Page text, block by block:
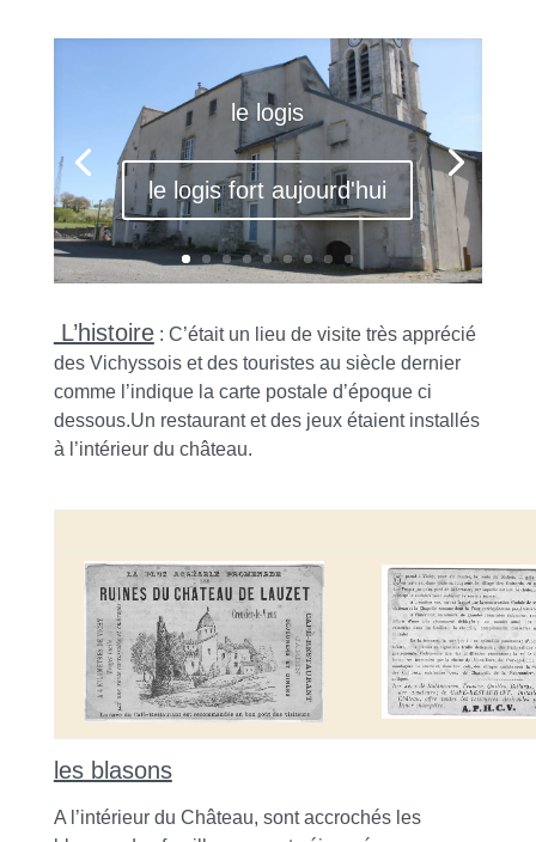
le logis
le logis fort aujourd'hui
L’histoire : C’était un lieu de visite très apprécié
des Vichyssois et des touristes au siècle dernier
comme l’indique la carte postale d’époque ci
dessous.Un restaurant et des jeux étaient installés
à l’intérieur du château.
les blasons
A l’intérieur du Château, sont accrochés les